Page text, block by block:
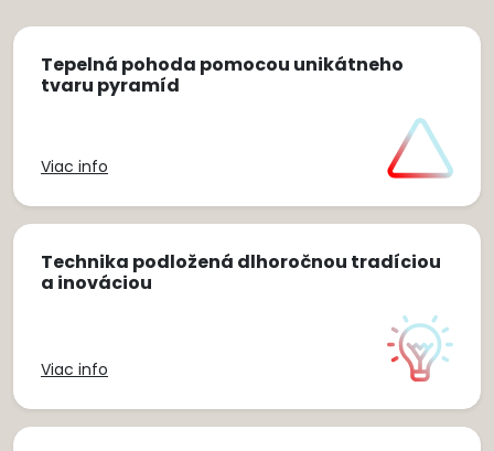
Tepelná pohoda pomocou unikátneho
tvaru pyramíd
Viac info
Technika podložená dlhoročnou tradíciou
a inováciou
Viac info